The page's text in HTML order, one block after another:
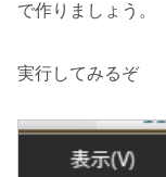
で作りましょう。
実行してみるぞ